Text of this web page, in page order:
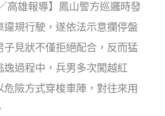
高雄報導】鳳山警方巡邏時發
違規行駛，遂依法示意攔停盤
子見狀不僅拒絕配合，反而猛
逸過程中，兵男多次闖越紅
險方式穿梭車陣，對往來用